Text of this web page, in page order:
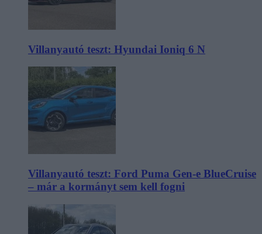
Villanyautó teszt: Hyundai Ioniq 6 N
Villanyautó teszt: Ford Puma Gen-e BlueCruise
– már a kormányt sem kell fogni